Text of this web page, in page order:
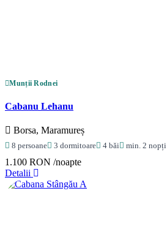
Munții Rodnei
Cabanu Lehanu
Borsa, Maramureș
8 persoane 3 dormitoare 4 băi min. 2 nopți
1.100 RON /noapte
Detalii